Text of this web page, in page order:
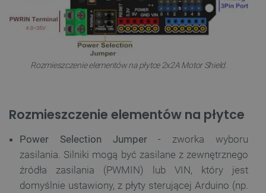
Rozmieszczenie elementów na płytce 2x2A Motor Shield.
Rozmieszczenie elementów na płytce
Power Selection Jumper- zworka wyboru
zasilania. Silniki mogą być zasilane z zewnętrznego
źródła zasilania (PWMIN) lub VIN, który jest
domyślnie ustawiony, z płyty sterującej Arduino (np.